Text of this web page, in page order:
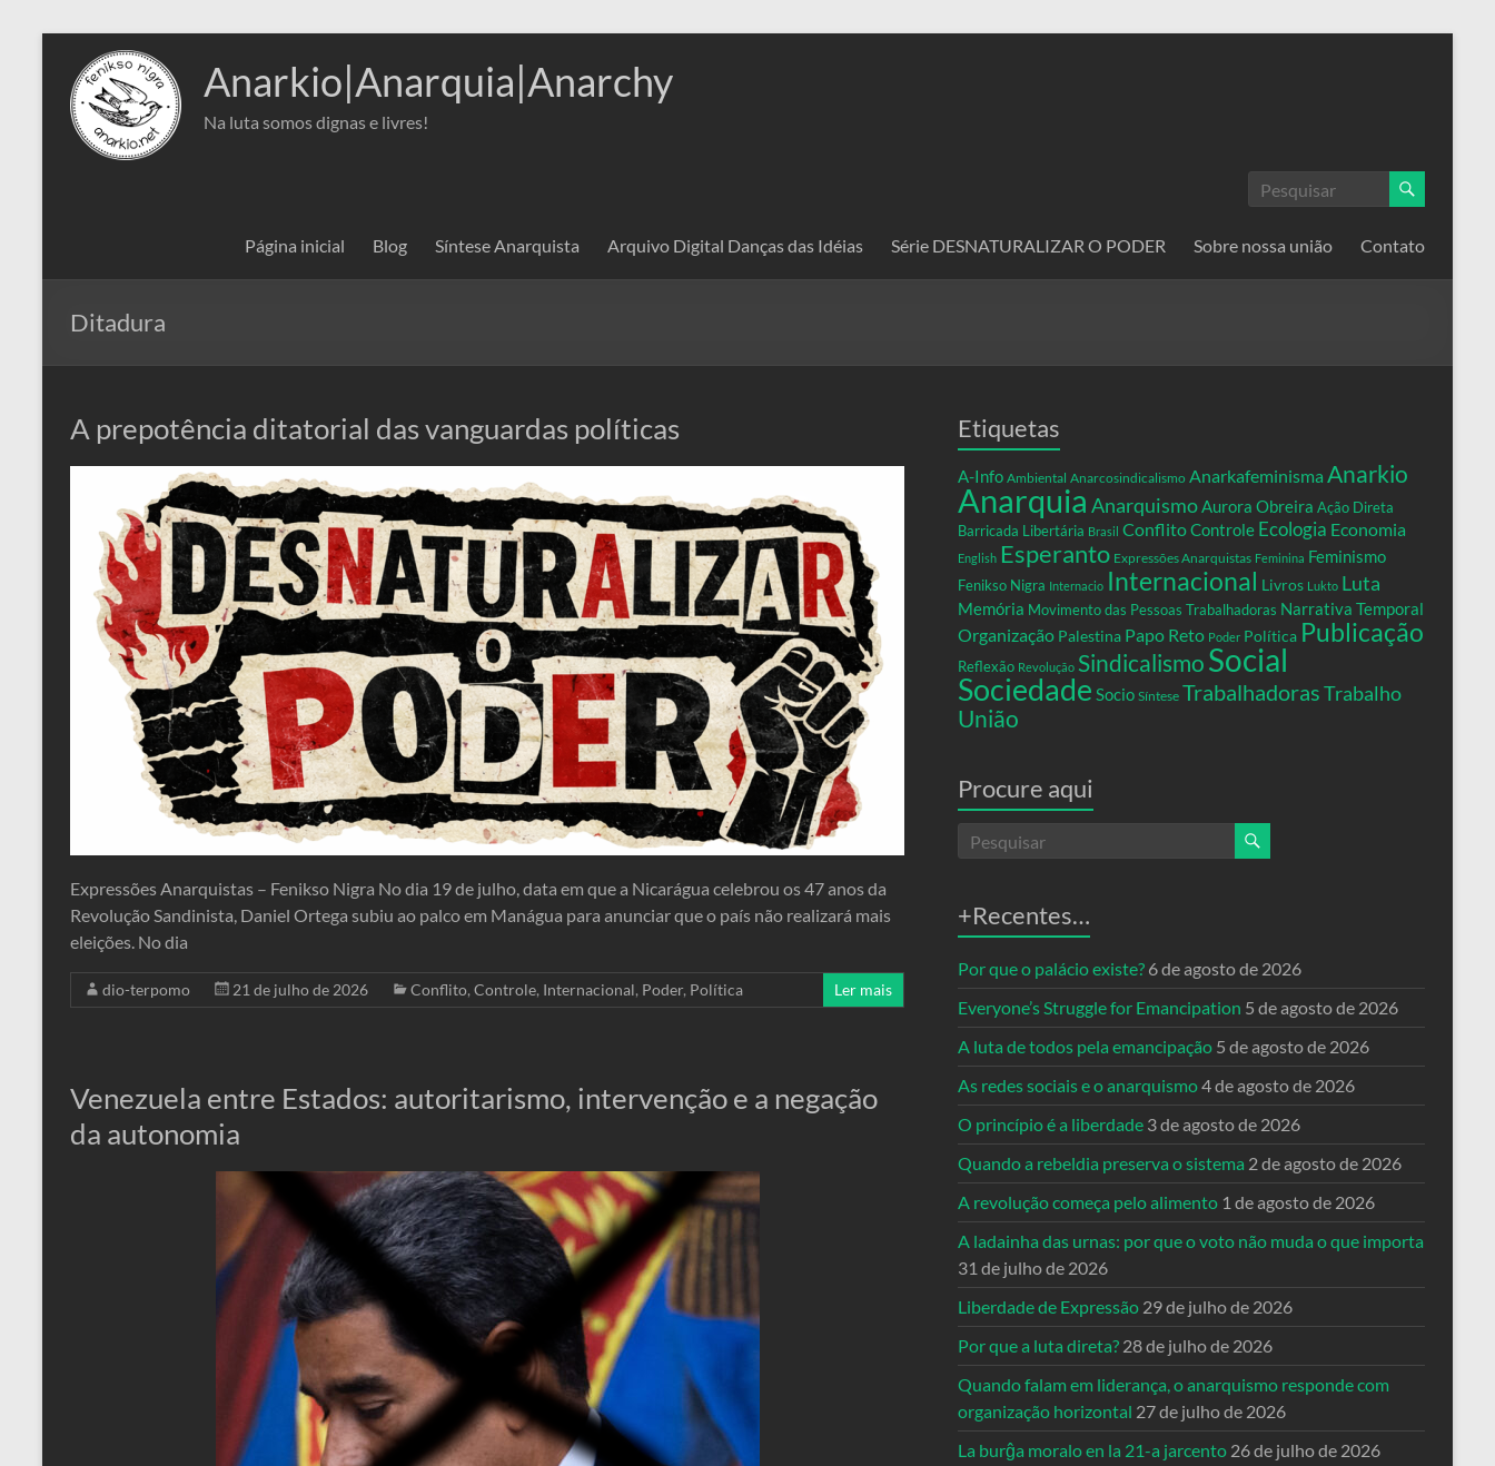
conteúdo
Anarkio|Anarquia|Anarchy
Na luta somos dignas e livres!
Página inicial Blog Síntese Anarquista Arquivo Digital Danças das Idéias Série DESNATURALIZAR O PODER Sobre nossa união Contato
Ditadura
A prepotência ditatorial das vanguardas políticas
Expressões Anarquistas – Fenikso Nigra No dia 19 de julho, data em que a Nicarágua celebrou os 47 anos da
Revolução Sandinista, Daniel Ortega subiu ao palco em Manágua para anunciar que o país não realizará mais
eleições. No dia
dio-terpomo 21 de julho de 2026 Conflito, Controle, Internacional, Poder, Política Ler mais
Venezuela entre Estados: autoritarismo, intervenção e a negação
da autonomia
Etiquetas
A-Info Ambiental Anarcosindicalismo Anarkafeminisma Anarkio
Anarquia AnarquismoAurora Obreira Ação Direta
Barricada Libertária Brasil ConflitoControle Ecologia Economia
English Esperanto Expressões Anarquistas Feminina Feminismo
Fenikso Nigra Internacio Internacional Livros Lukto Luta
Memória Movimento das Pessoas Trabalhadoras Narrativa Temporal
Organização Palestina Papo Reto Poder Política Publicação
Reflexão Revolução Sindicalismo Social
Sociedade Socio Síntese TrabalhadorasTrabalho
União
Procure aqui
+Recentes…
Por que o palácio existe? 6 de agosto de 2026
Everyone’s Struggle for Emancipation 5 de agosto de 2026
A luta de todos pela emancipação 5 de agosto de 2026
As redes sociais e o anarquismo4 de agosto de 2026
O princípio é a liberdade 3 de agosto de 2026
Quando a rebeldia preserva o sistema 2 de agosto de 2026
A revolução começa pelo alimento 1 de agosto de 2026
A ladainha das urnas: por que o voto não muda o que importa
31 de julho de 2026
Liberdade de Expressão 29 de julho de 2026
Por que a luta direta? 28 de julho de 2026
Quando falam em liderança, o anarquismo responde com
organização horizontal 27 de julho de 2026
La burĝa moralo en la 21-a jarcento 26 de julho de 2026